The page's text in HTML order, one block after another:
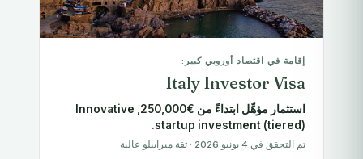
إقامة في اقتصاد أوروبي كبير:
Italy Investor Visa
استثمار مؤهِّل ابتداءً من €250,000, Innovative
startup investment (tiered).
تم التحقق في 4 يونيو 2026 · ثقة ميرابيلو عالية